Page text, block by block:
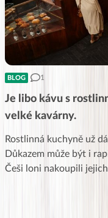
BLOG 1
Je libo kávu s
velké kavárny.
Rostlinná kuchyně už
Důkazem může být i
Češi loni nakoupili